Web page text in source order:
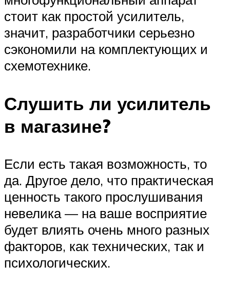
стоит как простой усилитель,
значит, разработчики серьезно
сэкономили на комплектующих и
схемотехнике.
Слушить ли усилитель
в магазине?
Если есть такая возможность, то
да. Другое дело, что практическая
ценность такого прослушивания
невелика — на ваше восприятие
будет влиять очень много разных
факторов, как технических, так и
психологических.